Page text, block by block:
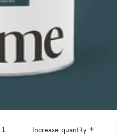
Increase quantity